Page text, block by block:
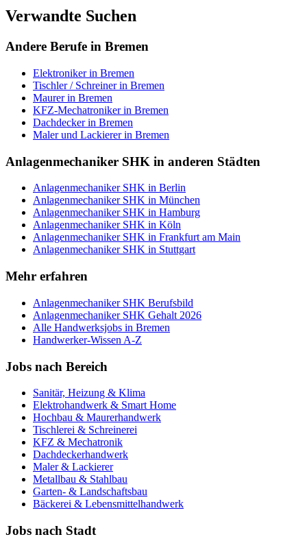
Verwandte Suchen
Andere Berufe in Bremen
Elektronikerin Bremen
Tischler / Schreinerin Bremen
Maurerin Bremen
KFZ-Mechatronikerin Bremen
Dachdeckerin Bremen
Maler und Lackiererin Bremen
Anlagenmechaniker SHK in anderen Städten
Anlagenmechaniker SHK in Berlin
Anlagenmechaniker SHK in München
Anlagenmechaniker SHK in Hamburg
Anlagenmechaniker SHK in Köln
Anlagenmechaniker SHK in Frankfurt am Main
Anlagenmechaniker SHK in Stuttgart
Mehr erfahren
Anlagenmechaniker SHK Berufsbild
Anlagenmechaniker SHK Gehalt 2026
Alle Handwerksjobs in Bremen
Handwerker-Wissen A-Z
Jobs nach Bereich
Sanitär, Heizung & Klima
Elektrohandwerk & Smart Home
Hochbau & Maurerhandwerk
Tischlerei & Schreinerei
KFZ & Mechatronik
Dachdeckerhandwerk
Maler & Lackierer
Metallbau & Stahlbau
Garten- & Landschaftsbau
Bäckerei & Lebensmittelhandwerk
Jobs nach Stadt